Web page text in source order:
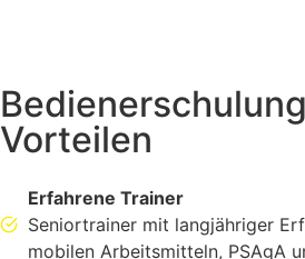
Vorteilen
Erfahrene Trainer
Seniortrainer mit langjähriger
mobilen Arbeitsmitteln, PSAgA